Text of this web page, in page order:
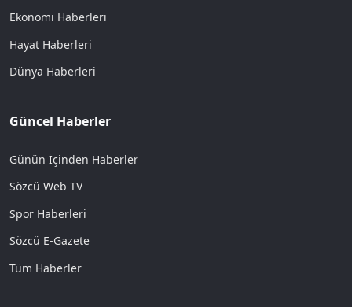
Ekonomi Haberleri
Hayat Haberleri
Dünya Haberleri
Güncel Haberler
Günün İçinden Haberler
Sözcü Web TV
Spor Haberleri
Sözcü E-Gazete
Tüm Haberler